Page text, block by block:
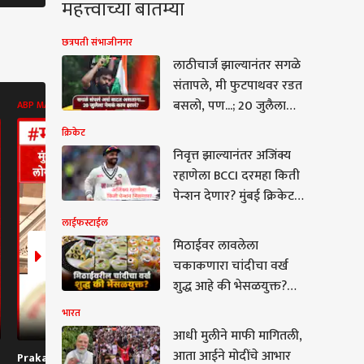
ABP MAJHA BATMYA
Prakash Sawant On
ABP MAJHA BATMYA
Prakash Mahajan :
महत्त्वाच्या बातम्या
छत्रपती संभाजीनगर
लाठीचार्ज झाल्यानंतर सगळे
संतापले, मी फुटपाथवर रडत
बसलो, पण...; 20 जुलैला
दिपकेंची पुढची भूमिका
काय?
क्रिकेट
निवृत्त झाल्यानंतर अजिंक्य
रहाणेला BCCI दरमहा किती
पेन्शन देणार? मुंबई क्रिकेट
देणार?
लाईफस्टाईल
मिठाईवर लावलेला
चकाकणारा चांदीचा वर्ख
शुद्ध आहे की भेसळयुक्त?
सोपी पद्धत
भारत
आधी मुलीने माफी मागितली,
आता आईने मोदींचे आभार
मुलीने माफी मागितली,